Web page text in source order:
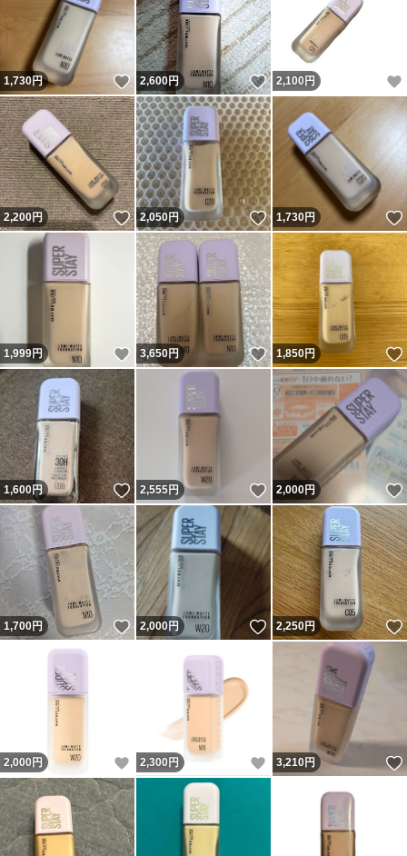
1,730円 いいね！
2,600円 いいね！
2,100 円
2,200円 いいね！
2,050円 いいね！
1,730円
1,999円 いいね！
3,650円 いいね！
1,850円
1,600円 いいね！
2,555円 いいね！
2,000円
1,700円 いいね！
2,000円 いいね！
2,250円
2,000 円 いいね！
2,300 円 いいね！
3,210円